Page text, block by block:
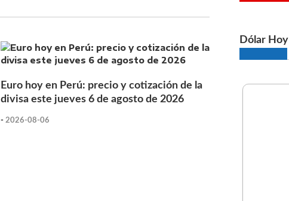
Euro hoy en Perú: precio y cotización de la
divisa este jueves 6 de agosto de 2026
- 2026-08-06
Dólar Hoy